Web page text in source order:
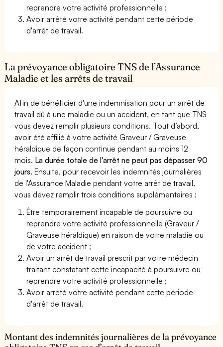
reprendre votre activité professionnelle ;
Avoir arrêté votre activité pendant cette période
d'arrêt de travail.
La prévoyance obligatoire TNS de l’Assurance
Maladie et les arrêts de travail
Afin de bénéficier d'une indemnisation pour un arrêt de
travail dû à une maladie ou un accident, en tant que TNS
vous devez remplir plusieurs conditions. Tout d’abord,
avoir été affilié à votre activité Graveur / Graveuse
héraldique de façon continue pendant au moins 12
mois. La durée totale de l'arrêt ne peut pas dépasser 90
jours. Ensuite, pour recevoir les indemnités journalières
de l'Assurance Maladie pendant votre arrêt de travail,
vous devez remplir trois conditions supplémentaires :
Être temporairement incapable de poursuivre ou
reprendre votre activité professionnelle (Graveur /
Graveuse héraldique) en raison de votre maladie ou
de votre accident ;
Avoir un arrêt de travail prescrit par votre médecin
traitant constatant cette incapacité à poursuivre ou
reprendre votre activité professionnelle ;
Avoir arrêté votre activité pendant cette période
d'arrêt de travail.
Montant des indemnités journalières de la prévoyance